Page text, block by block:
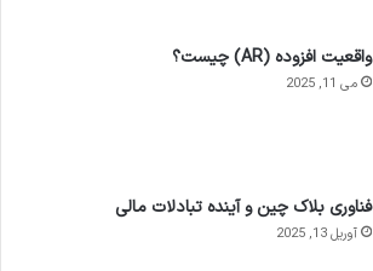
واقعیت افزوده (AR) چیست؟
می 11, 2025
فناوری بلاک چین و آینده تبادلات مالی
آوریل 13, 2025